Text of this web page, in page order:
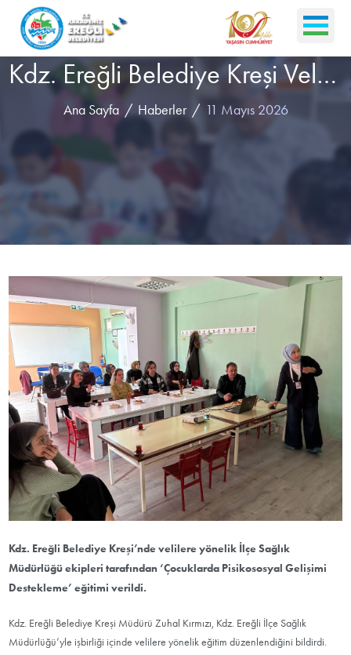
Kdz. Ereğli Belediye Kreşi Velilerine Eğitim Verildi
Ana Sayfa Haberler 11 Mayıs 2026
Kdz. Ereğli Belediye Kreşi’nde velilere yönelik İlçe Sağlık
Müdürlüğü ekipleri tarafından ‘Çocuklarda Pisikososyal Gelişimi
Destekleme’ eğitimi verildi.
Kdz. Ereğli Belediye Kreşi Müdürü Zuhal Kırmızı, Kdz. Ereğli İlçe Sağlık
Müdürlüğü’yle işbirliği içinde velilere yönelik eğitim düzenlendiğini bildirdi.